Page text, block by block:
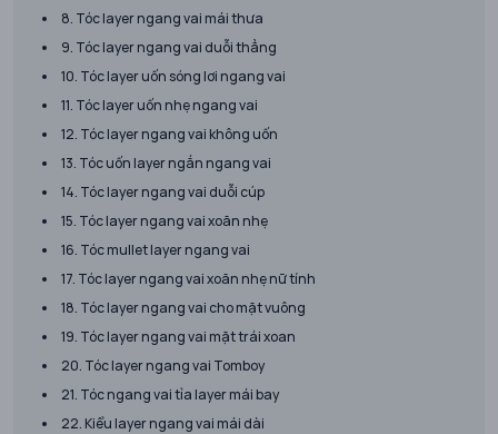
8. Tóc layer ngang vai mái thưa
9. Tóc layer ngang vai duỗi thẳng
10. Tóc layer uốn sóng lơi ngang vai
11. Tóc layer uốn nhẹ ngang vai
12. Tóc layer ngang vai không uốn
13. Tóc uốn layer ngắn ngang vai
14. Tóc layer ngang vai duỗi cúp
15. Tóc layer ngang vai xoăn nhẹ
16. Tóc mullet layer ngang vai
17. Tóc layer ngang vai xoăn nhẹ nữ tính
18. Tóc layer ngang vai cho mặt vuông
19. Tóc layer ngang vai mặt trái xoan
20. Tóc layer ngang vai Tomboy
21. Tóc ngang vai tỉa layer mái bay
22. Kiểu layer ngang vai mái dài